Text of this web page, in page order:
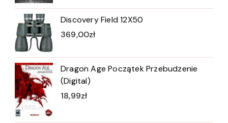
Discovery Field 12X50
369,00zł
Dragon Age Początek Przebudzenie
(Digital)
18,99zł